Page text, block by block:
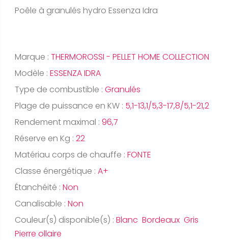
Poêle à granulés hydro Essenza Idra
Marque : THERMOROSSI - PELLET HOME COLLECTION
Modèle : ESSENZA IDRA
Type de combustible : Granulés
Plage de puissance en KW : 5,1-13,1/5,3-17,8/5,1-21,2
Rendement maximal : 96,7
Réserve en Kg : 22
Matériau corps de chauffe : FONTE
Classe énergétique : A+
Étanchéité : Non
Canalisable : Non
Couleur(s) disponible(s) : Blanc Bordeaux Gris
Pierre ollaire